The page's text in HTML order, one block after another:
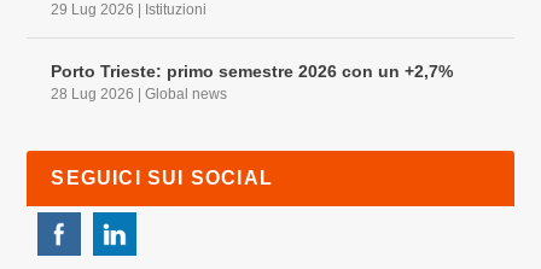
29 Lug 2026 Istituzioni
Porto Trieste: primo semestre 2026 con un +2,7%
28 Lug 2026 |Global news
SEGUICI SUI SOCIAL